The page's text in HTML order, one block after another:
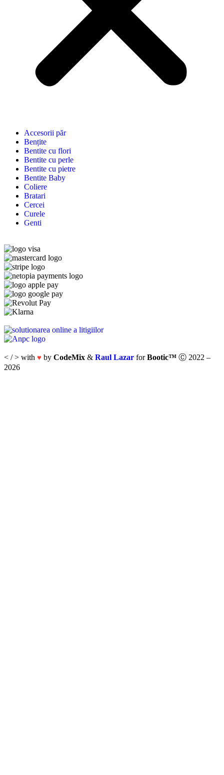
Accesorii păr
Bențite
Bentite cu flori
Bentite cu perle
Bentite cu pietre
Bentite Baby
Coliere
Bratari
Cercei
Curele
Genti
< / > with ♥ by CodeMix & Raul Lazar forBootic™ Ⓒ 2022 –
2026